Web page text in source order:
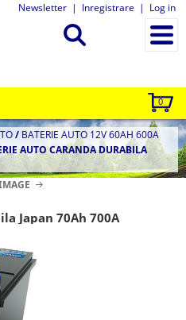
Newsletter | Inregistrare | Log in
0
/ BATERIE AUTO 12V 60AH 600A
AUTO CARANDA DURABILA
Japan 70Ah 700A